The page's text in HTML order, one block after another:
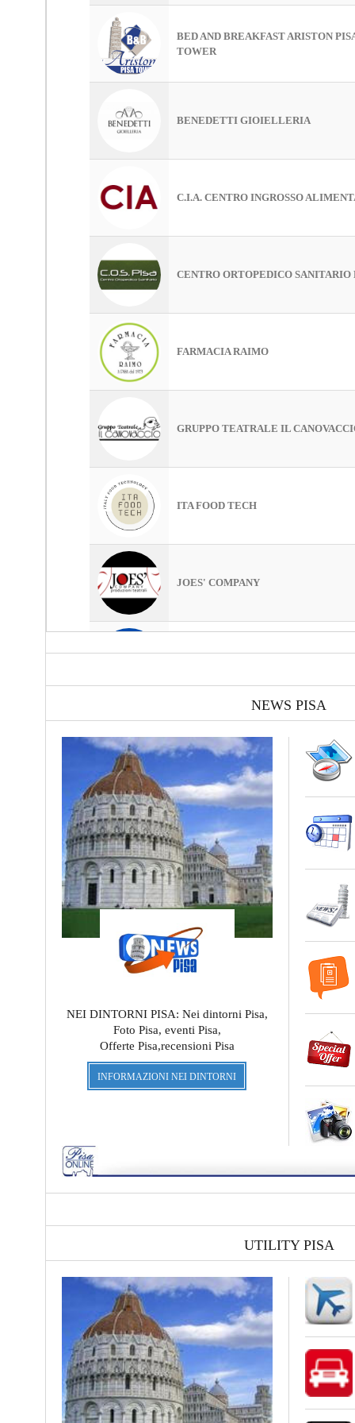
NEWS PISA
NEI DINTORNI PISA: Nei dintorni Pisa,
Foto Pisa, eventi Pisa,
Offerte Pisa,recensioni Pisa
INFORMAZIONI NEI DINTORNI
UTILITY PISA